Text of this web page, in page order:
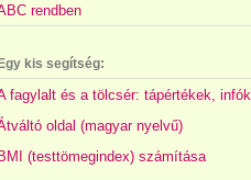
rendben
Egy kis segítség:
fagylalt és a tölcsér: tápértékek, infók
oldal (magyar nyelvű)
BMI (testtömegindex) számítása